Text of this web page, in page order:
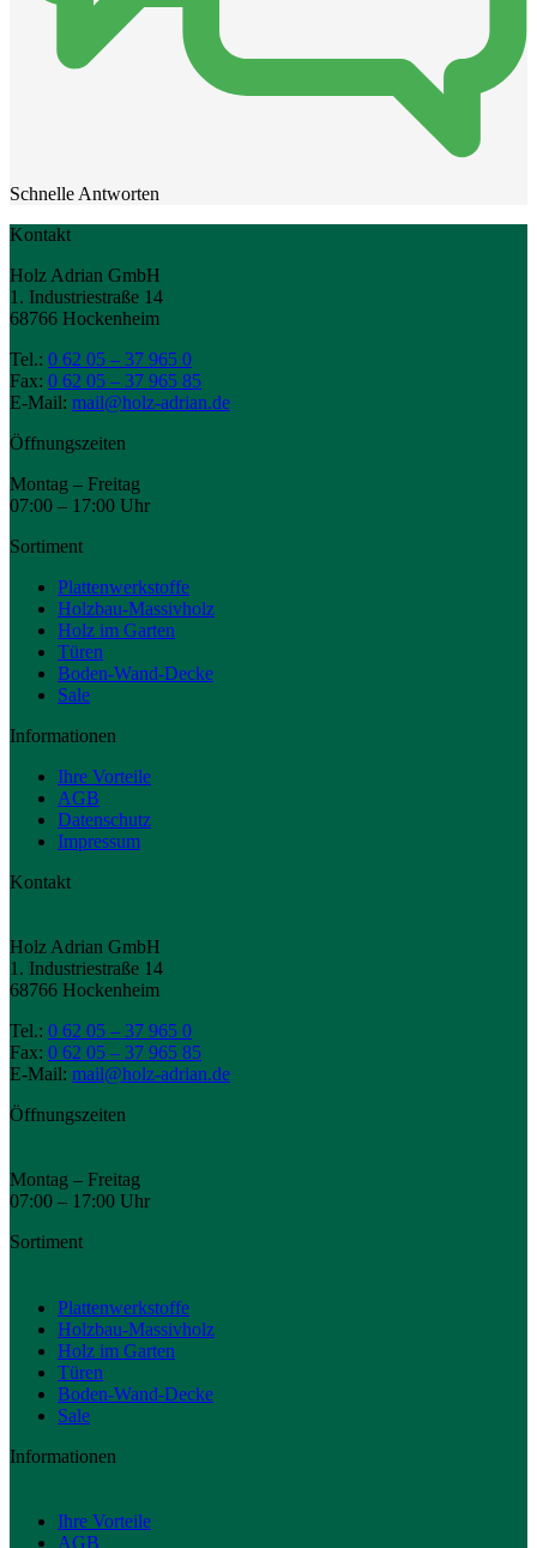
Schnelle Antworten
Kontakt
Holz Adrian GmbH
1. Industriestraße 14
68766 Hockenheim
Tel.: 0 62 05 – 37 965 0
Fax: 0 62 05 – 37 965 85
E-Mail: mail@holz-adrian.de
Öffnungszeiten
Montag – Freitag
07:00 – 17:00 Uhr
Sortiment
Plattenwerkstoffe
Holzbau-Massivholz
Holz im Garten
Türen
Boden-Wand-Decke
Sale
Informationen
Ihre Vorteile
AGB
Datenschutz
Impressum
Kontakt
Holz Adrian GmbH
1. Industriestraße 14
68766 Hockenheim
Tel.: 0 62 05 – 37 965 0
Fax: 0 62 05 – 37 965 85
E-Mail: mail@holz-adrian.de
Öffnungszeiten
Montag – Freitag
07:00 – 17:00 Uhr
Sortiment
Plattenwerkstoffe
Holzbau-Massivholz
Holz im Garten
Türen
Boden-Wand-Decke
Sale
Informationen
Ihre Vorteile
AGB